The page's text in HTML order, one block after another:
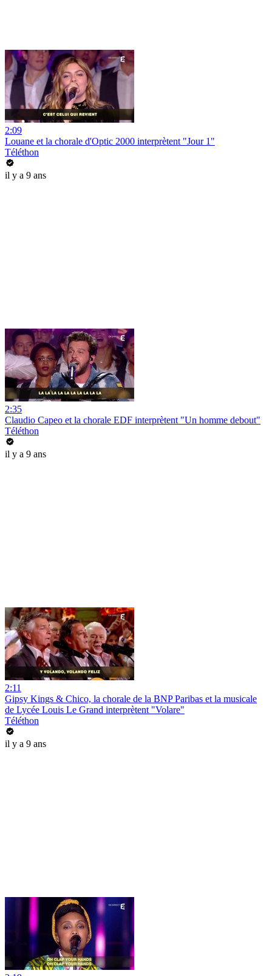
2:09
Louane et la chorale d'Optic 2000 interprètent "Jour 1"
Téléthon
il y a 9 ans
2:35
Claudio Capeo et la chorale EDF interprètent "Un homme debout"
Téléthon
il y a 9 ans
2:11
Gipsy Kings & Chico, la chorale de la BNP Paribas et la musicale
de Lycée Louis Le Grand interprètent "Volare"
Téléthon
il y a 9 ans